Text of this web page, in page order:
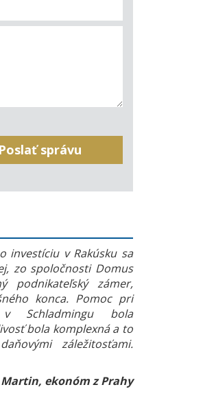
investíciu v Rakúsku sa
zo spoločnosti Domus
podnikateľský zámer,
konca. Pomoc pri
Schladmingu bola
bola komplexná a to
záležitosťami.
Martin, ekonóm z Prahy